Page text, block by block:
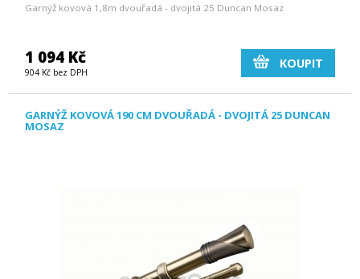
Garnýž kovová 1,8m dvouřadá - dvojitá 25 Duncan Mosaz
1 094 Kč
904 Kč bez DPH
KOUPIT
GARNÝŽ KOVOVÁ 190 CM DVOUŘADÁ - DVOJITÁ 25 DUNCAN
MOSAZ